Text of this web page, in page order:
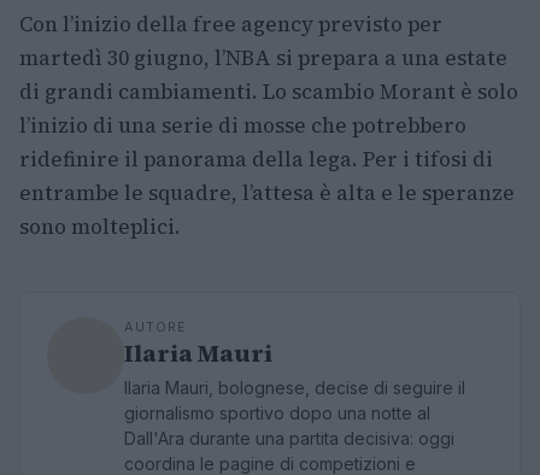
Con l’inizio della free agency previsto per
martedì 30 giugno, l’NBA si prepara a una estate
di grandi cambiamenti. Lo scambio Morant è solo
l’inizio di una serie di mosse che potrebbero
ridefinire il panorama della lega. Per i tifosi di
entrambe le squadre, l’attesa è alta e le speranze
sono molteplici.
AUTORE
Ilaria Mauri
Ilaria Mauri, bolognese, decise di seguire il
giornalismo sportivo dopo una notte al
Dall'Ara durante una partita decisiva: oggi
coordina le pagine di competizioni e